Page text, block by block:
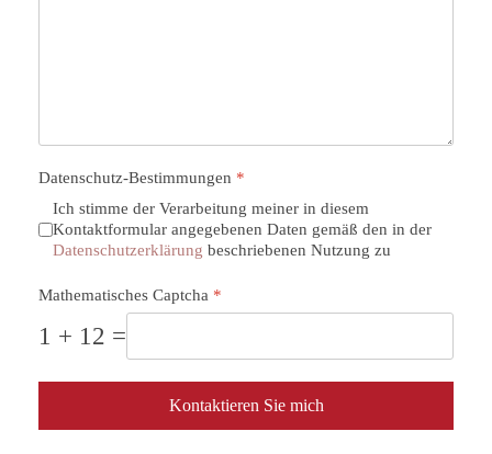
Datenschutz-Bestimmungen *
Ich stimme der Verarbeitung meiner in diesem
Kontaktformular angegebenen Daten gemäß den in der
Datenschutzerklärung beschriebenen Nutzung zu
Mathematisches Captcha *
1 + 12 =
Kontaktieren Sie mich